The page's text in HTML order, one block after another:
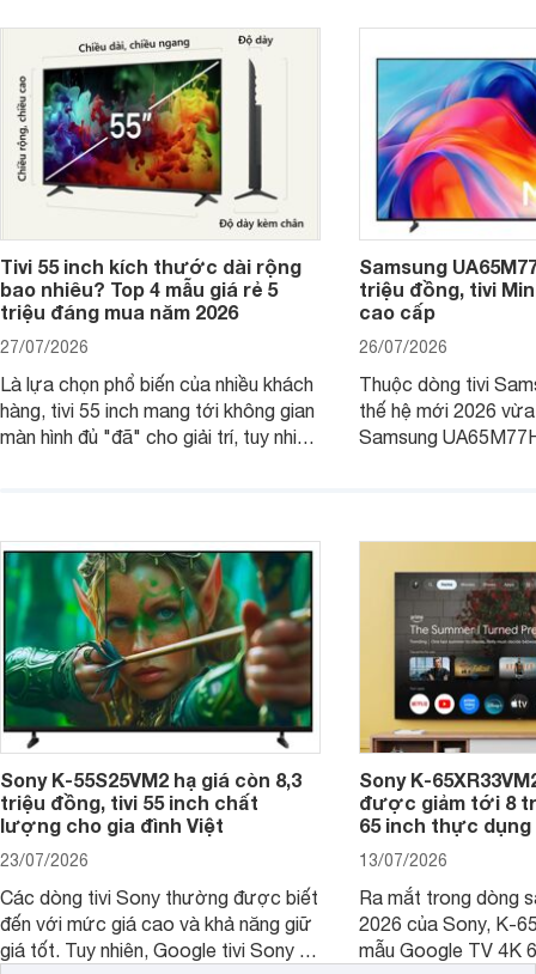
Tivi 55 inch kích thước dài rộng
bao nhiêu? Top 4 mẫu giá rẻ 5
triệu đáng mua năm 2026
27/07/2026
Là lựa chọn phổ biến của nhiều khách
hàng, tivi 55 inch mang tới không gian
màn hình đủ "đã" cho giải trí, tuy nhiên
dùng cho phòng bao nhiêu m2?
Samsung
triệu đồng, tivi
cao cấp
26/07/2026
Thuộc dòng tivi
thế hệ mới 2026
Samsung
Sony K-55S25VM2 hạ giá còn 8,3
triệu đồng, tivi 55 inch chất
lượng cho gia đình Việt
23/07/2026
Các dòng tivi Sony thường được biết
đến với mức giá cao và khả năng giữ
giá tốt. Tuy nhiên, Google tivi Sony 55
Sony K-
được giảm tới 8
65 inch thực
13/07/2026
Ra mắt trong dòng
2026 của Sony, K-
mẫu Google TV 4K